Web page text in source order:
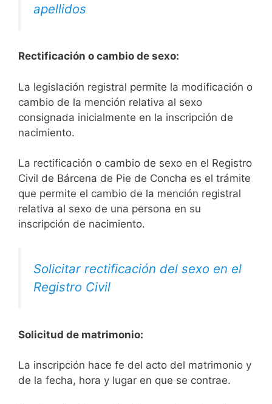
apellidos
Rectificación o cambio de sexo:
La legislación registral permite la modificación o
cambio de la mención relativa al sexo
consignada inicialmente en la inscripción de
nacimiento.
La rectificación o cambio de sexo en el Registro
Civil de Bárcena de Pie de Concha es el trámite
que permite el cambio de la mención registral
relativa al sexo de una persona en su
inscripción de nacimiento.
Solicitar rectificación del sexo en el
Registro Civil
Solicitud de matrimonio:
La inscripción hace fe del acto del matrimonio y
de la fecha, hora y lugar en que se contrae.